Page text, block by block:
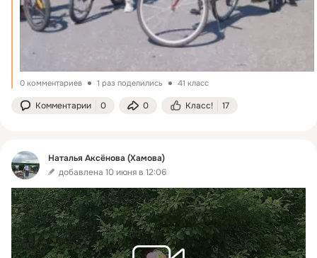
0 комментариев 1 раз поделились 41 класс
Комментарии 0 0 Класс! 17
Наталья Аксёнова (Хамова)
добавлена 10 июня в 12:06